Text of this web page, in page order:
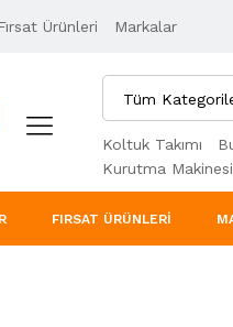
Fırsat Ürünleri Markalar
Tüm
Koltuk Takımı
Kurutma Makinesi
FIRSAT ÜRÜNLERI